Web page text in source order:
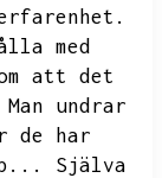
med
att det
Man undrar
de har
Själva